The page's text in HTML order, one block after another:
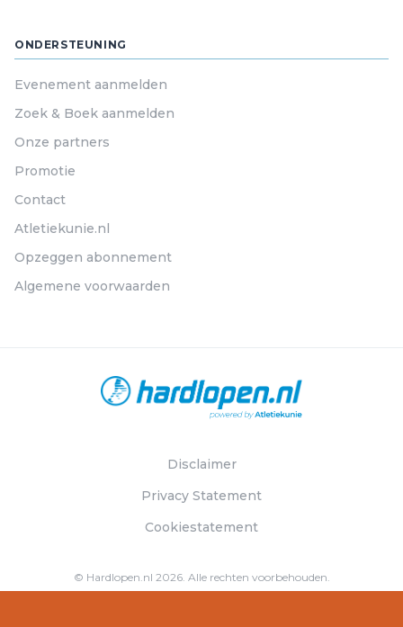
ONDERSTEUNING
Evenement aanmelden
Zoek & Boek aanmelden
Onze partners
Promotie
Contact
Atletiekunie.nl
Opzeggen abonnement
Algemene voorwaarden
Disclaimer
Privacy Statement
Cookiestatement
© Hardlopen.nl 2026. Alle rechten voorbehouden.